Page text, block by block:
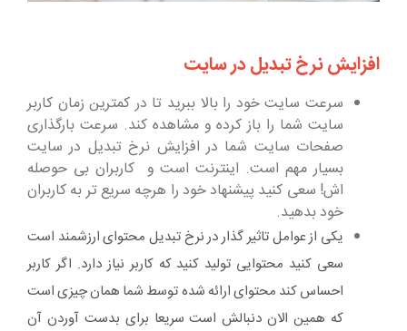
افزایش نرخ تبدیل در سایت
سرعت سایت خود را بالا ببرید تا در کمترین زمان کاربر
سایت شما را باز کرده و مشاهده کند. سرعت بارگذاری
صفحات سایت شما در افزایش نرخ تبدیل در سایت
بسیار مهم است. اینترنت است و کاربران بی حوصله
اش! سعی کنید پیشنهاد خود را هرچه سریع تر به کاربران
خود بدهید.
یکی از عوامل تاثیر گذار در نرخ تبدیل محتوای ارزشمند است
سعی کنید محتوایی تولید کنید که کاربر نیاز دارد. اگر کاربر
احساس کند محتوای ارائه شده توسط شما همان چیزی است
که همین الان دنبالش است سریعا برای بدست آوردن آن